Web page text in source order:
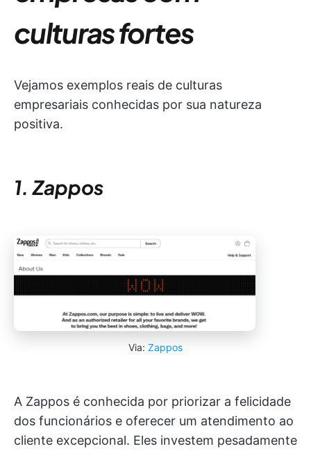
culturas fortes
Vejamos exemplos reais de culturas
empresariais conhecidas por sua natureza
positiva.
1. Zappos
Via: Zappos
A Zappos é conhecida por priorizar a felicidade
dos funcionários e oferecer um atendimento ao
cliente excepcional. Eles investem pesadamente